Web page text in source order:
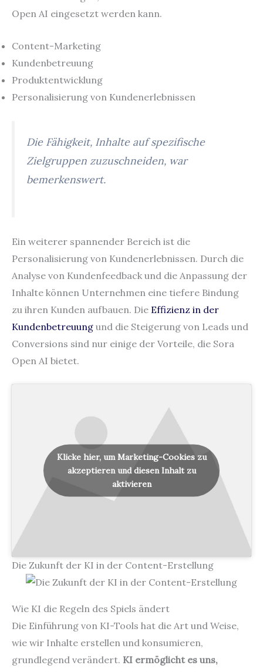
Open AI eingesetzt werden kann.
Content-Marketing
Kundenbetreuung
Produktentwicklung
Personalisierung von Kundenerlebnissen
Die Fähigkeit, Inhalte auf spezifische
Zielgruppen zuzuschneiden, war
bemerkenswert.
Ein weiterer spannender Bereich ist die
Personalisierung von Kundenerlebnissen. Durch die
Analyse von Kundenfeedback und die Anpassung der
Inhalte können Unternehmen eine tiefere Bindung
zu ihren Kunden aufbauen. Die Effizienz in der
Kundenbetreuung und die Steigerung von Leads und
Conversions sind nur einige der Vorteile, die Sora
Open AI bietet.
Klicke hier, um Marketing-Cookies zu
akzeptieren und diesen Inhalt zu
aktivieren
Die Zukunft der KI in der Content-Erstellung
Wie KI die Regeln des Spiels ändert
Die Einführung von KI-Tools hat die Art und Weise,
wie wir Inhalte erstellen und konsumieren,
grundlegend verändert. KI ermöglicht es uns,